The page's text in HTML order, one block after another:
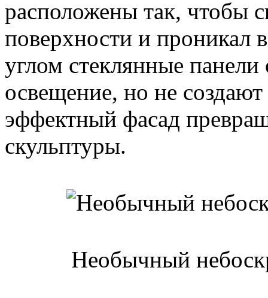
расположены так, чтобы
поверхности и проникал
углом стеклянные
освещение, но не
эффектный фасад
скульптуры.
Необычный